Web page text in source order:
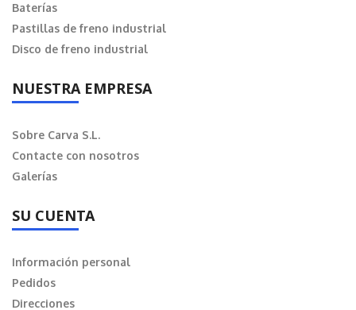
Baterías
Pastillas de freno industrial
Disco de freno industrial
NUESTRA EMPRESA
Sobre Carva S.L.
Contacte con nosotros
Galerías
SU CUENTA
Información personal
Pedidos
Direcciones